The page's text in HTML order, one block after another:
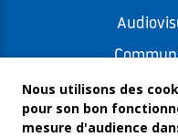
Nous utilisons des
pour son bon
mesure d'audience